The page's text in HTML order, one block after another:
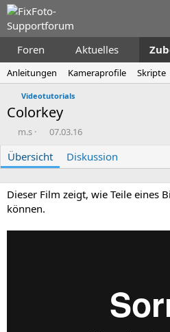
Foren Aktuelles
Anleitungen Kameraprofile Skripte
Videotutorials
Colorkey
A
t
o
r
m.s
D
t
u
m
E
t
07.03.16
Übersicht Diskussion
Dieser Film zeigt, wie Teile eines
können.